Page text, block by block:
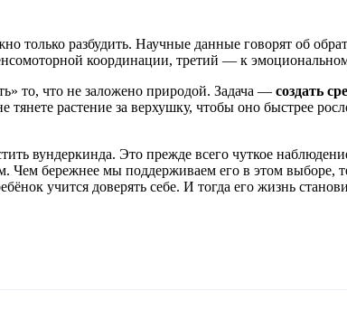
только разбудить. Научные данные говорят об
координации, третий — к
то, что не заложено природой. Задача — создать
тянете растение за верхушку, чтобы оно быстрее
вундеркинда. Это прежде всего чуткое
бережнее мы поддерживаем его в этом выборе,
учится доверять себе. И тогда его жизнь